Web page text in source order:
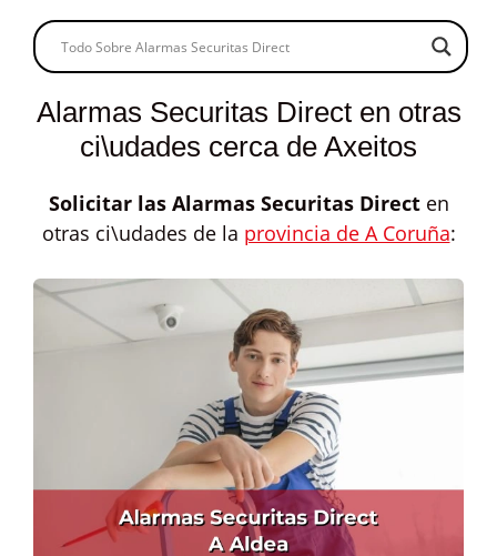
Alarmas Securitas Direct en otras
ci\udades cerca de Axeitos
Solicitar las Alarmas Securitas Directen
otras ci\udades de la provincia de A Coruña: